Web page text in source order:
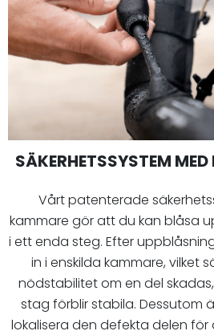
SÄKERHETSSYSTEM
Vårt patenterade
kammare gör att du kan blåsa
i ett enda steg. Efter
in i enskilda kammare, vilket
nödstabilitet om en del
stag förblir stabila. Dessutom
lokalisera den defekta delen